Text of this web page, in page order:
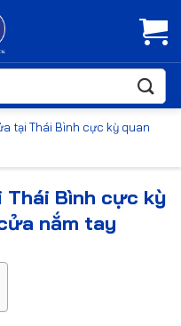
tại Thái Bình cực kỳ quan
Thái Bình cực kỳ
nắm tay